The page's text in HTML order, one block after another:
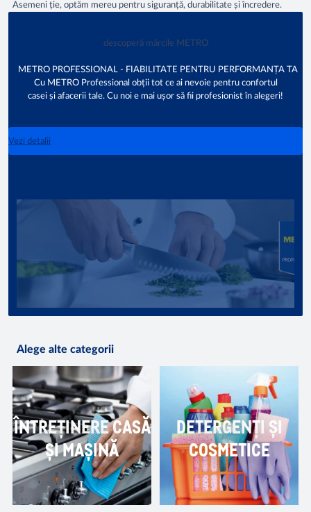
Asemeni ție, optăm mereu pentru siguranță, durabilitate și încredere.
descoperă mărcile METRO
METRO PROFESSIONAL - FIABILITATE PENTRU PERFORMANȚA TA
Cu METRO Professional obții tot ce ai nevoie pentru confortul
casei și afacerii tale. Cu noi e mai ușor să fii profesionist în alegeri!
Vezi detalii
Alege alte categorii
ÎNTREȚINERE CASĂ
ȘI MAȘINĂ
DETERGENȚI ȘI
COSMETICE